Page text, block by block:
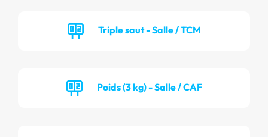
Triple saut - Salle / TCM
Poids (3 kg) - Salle / CAF